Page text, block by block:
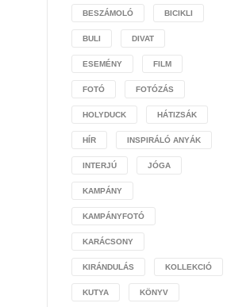
BESZÁMOLÓ BICIKLI
BULI DIVAT
ESEMÉNY FILM
FOTÓ FOTÓZÁS
HOLYDUCK HÁTIZSÁK
HÍR INSPIRÁLÓ ANYÁK
INTERJÚ JÓGA
KAMPÁNY
KAMPÁNYFOTÓ
KARÁCSONY
KIRÁNDULÁS KOLLEKCIÓ
KUTYA KÖNYV